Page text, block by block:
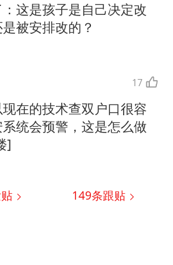
这是孩子是自己决定改
被安排改的？
17
在的技术查双户口很容
统会预警，这是怎么做
]
149条跟贴